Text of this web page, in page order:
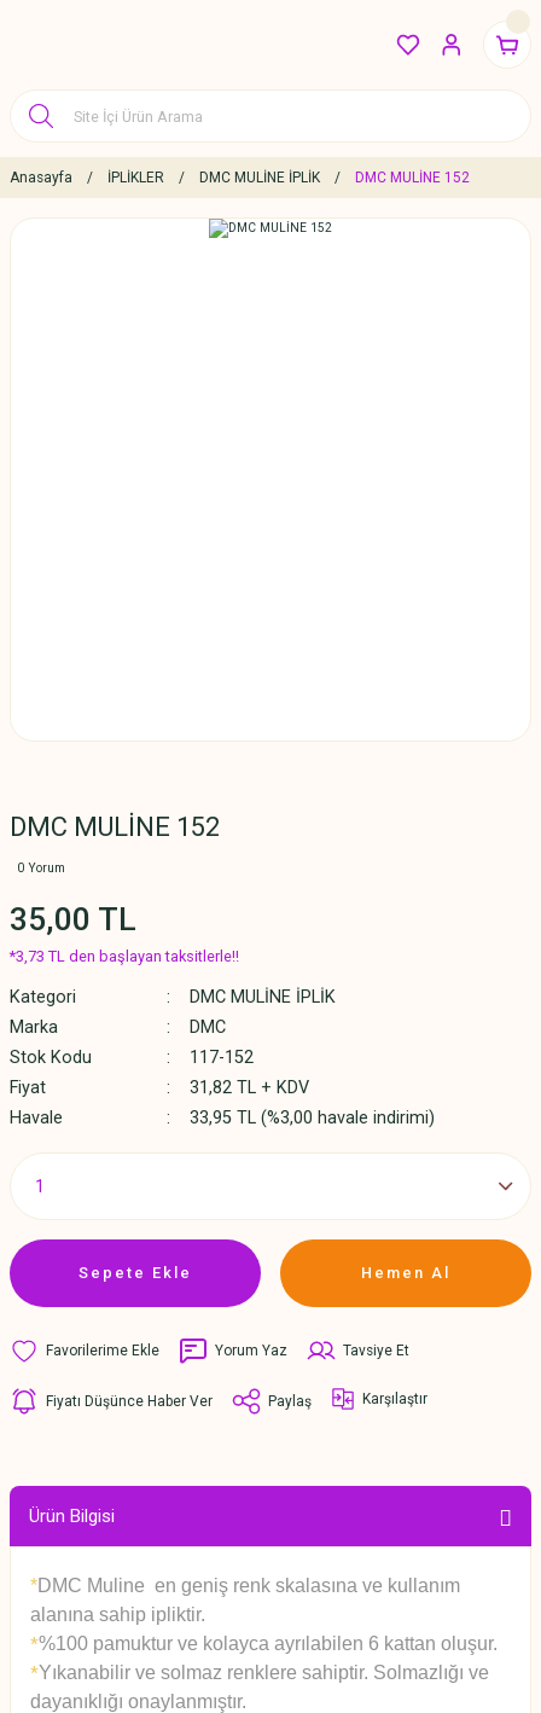
Anasayfa İPLİKLER DMC MULİNE İPLİK DMC MULİNE 152
DMC MULİNE 152
0 Yorum
35,00 TL
*3,73 TL den başlayan taksitlerle!!
Kategori
DMC MULİNE İPLİK
Marka
DMC
Stok Kodu
117-152
Fiyat
31,82 TL + KDV
Havale
33,95 TL (%3,00 havale indirimi)
Sepete Ekle Hemen Al
Yorum Yaz Tavsiye Et
Fiyatı Düşünce Haber Ver Paylaş Karşılaştır
Ürün Bilgisi
*DMC Muline en geniş renk skalasına ve kullanım
alanına sahip ipliktir.
*%100 pamuktur ve kolayca ayrılabilen 6 kattan oluşur.
*Yıkanabilir ve solmaz renklere sahiptir. Solmazlığı ve
dayanıklığı onaylanmıştır.